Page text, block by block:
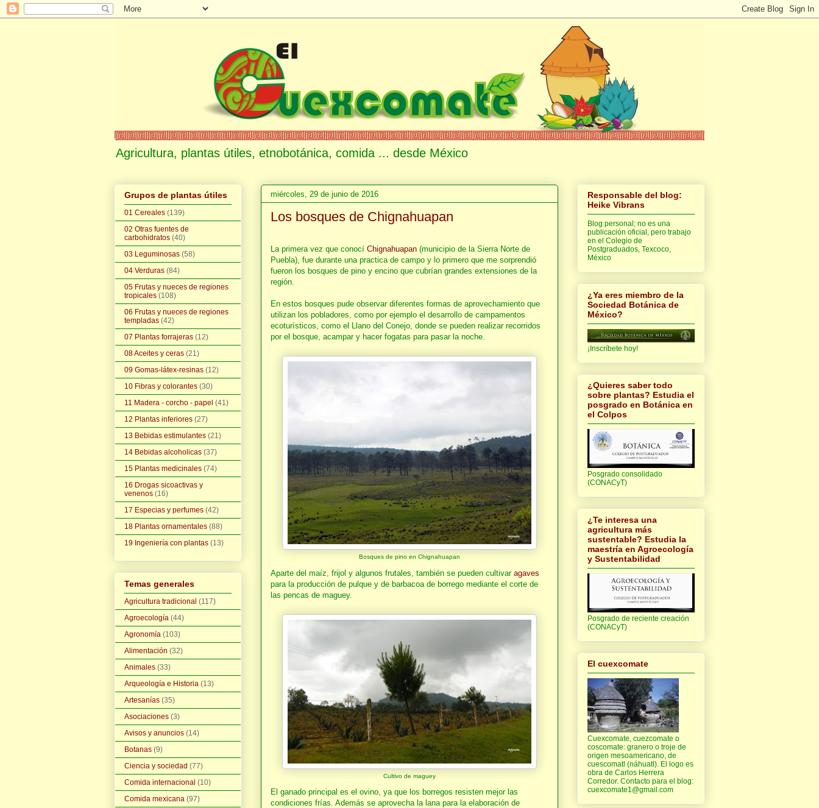
Agricultura, plantas útiles, etnobotánica, comida ... desde México
miércoles, 29 de junio de 2016
Los bosques de Chignahuapan
La primera vez que conocí Chignahuapan (municipio de la Sierra Norte de
Puebla), fue durante una practica de campo y lo primero que me sorprendió
fueron los bosques de pino y encino que cubrían grandes extensiones de la
región.
En estos bosques pude observar diferentes formas de aprovechamiento que
utilizan los pobladores, como por ejemplo el desarrollo de campamentos
ecoturísticos, como el Llano del Conejo, donde se pueden realizar recorridos
por el bosque, acampar y hacer fogatas para pasar la noche.
Bosques de pino en Chignahuapan
Aparte del maíz, frijol y algunos frutales, también se pueden cultivar agaves
para la producción de pulque y de barbacoa de borrego mediante el corte de
las pencas de maguey.
Cultivo de maguey
El ganado principal es el ovino, ya que los borregos resisten mejor las
condiciones frías. Además se aprovecha la lana para la elaboración de
Grupos de plantas útiles
01 Cereales (139)
02 Otras fuentes de
carbohidratos (40)
03 Leguminosas (58)
04 Verduras (84)
05 Frutas y nueces de regiones
tropicales (108)
06 Frutas y nueces de regiones
templadas (42)
07 Plantas forrajeras (12)
08 Aceites y ceras (21)
09 Gomas-látex-resinas (12)
10 Fibras y colorantes (30)
11 Madera - corcho - papel (41)
12 Plantas inferiores (27)
13 Bebidas estimulantes (21)
14 Bebidas alcoholicas (37)
15 Plantas medicinales (74)
16 Drogas sicoactivas y
venenos (16)
17 Especias y perfumes (42)
18 Plantas ornamentales (88)
19 Ingeniería con plantas (13)
Temas generales
Agricultura tradicional (117)
Agroecología (44)
Agronomía (103)
Alimentación (32)
Animales (33)
Arqueología e Historia (13)
Artesanías (35)
Asociaciones (3)
Avisos y anuncios (14)
Botanas (9)
Ciencia y sociedad (77)
Comida internacional (10)
Comida mexicana (97)
Responsable del blog:
Heike Vibrans
Blog personal; no es una
publicación oficial, pero trabajo
en el Colegio de
Postgraduados, Texcoco,
México
¿Ya eres miembro de la
Sociedad Botánica de
México?
¡Inscríbete hoy!
¿Quieres saber todo
sobre plantas? Estudia el
posgrado en Botánica en
el Colpos
Posgrado consolidado
(CONACyT)
¿Te interesa una
agricultura más
sustentable? Estudia la
maestría en Agroecología
y Sustentabilidad
Posgrado de reciente creación
(CONACyT)
El cuexcomate
Cuexcomate, cuezcomate o
coscomate: granero o troje de
origen mesoamericano, de
cuescomatl (náhuatl). El logo es
obra de Carlos Herrera
Corredor. Contacto para el blog:
cuexcomate1@gmail.com